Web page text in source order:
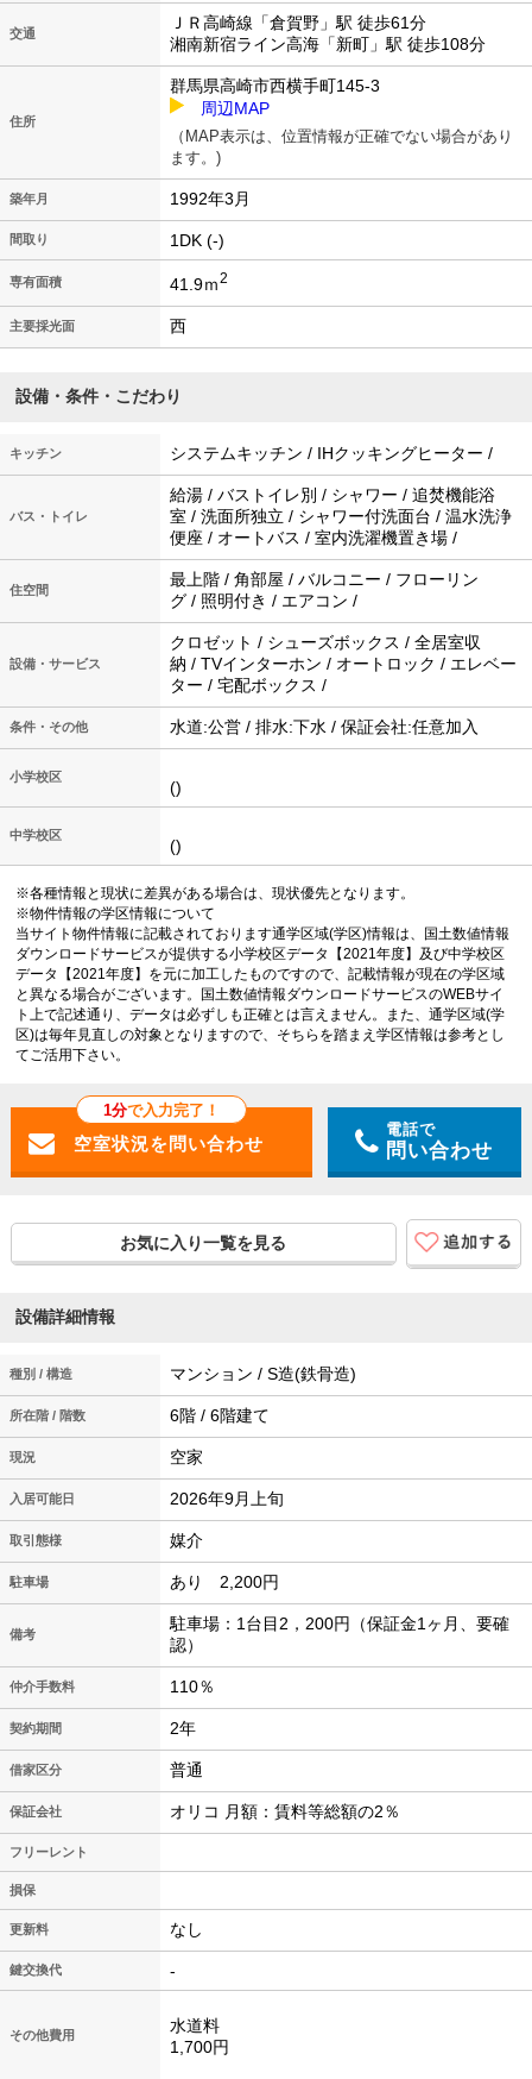
交通
ＪＲ高崎線「倉賀野」駅 徒歩61分
湘南新宿ライン高海「新町」駅 徒歩108分
住所
群馬県高崎市西横手町145-3
周辺MAP
（MAP表示は、位置情報が正確でない場合があり
ます。)
築年月 1992年3月
間取り 1DK (-)
専有面積 41.9ｍ2
主要採光面 西
設備・条件・こだわり
キッチン システムキッチン / IHクッキングヒーター /
バス・トイレ
給湯 / バストイレ別 / シャワー / 追焚機能浴
室 / 洗面所独立 / シャワー付洗面台 / 温水洗浄
便座 / オートバス / 室内洗濯機置き場 /
住空間
最上階 / 角部屋 / バルコニー / フローリン
グ / 照明付き / エアコン /
設備・サービス
クロゼット / シューズボックス / 全居室収
納 / TVインターホン / オートロック / エレベー
ター / 宅配ボックス /
条件・その他 水道:公営 / 排水:下水 / 保証会社:任意加入
小学校区
()
中学校区
()
※各種情報と現状に差異がある場合は、現状優先となります。
※物件情報の学区情報について
当サイト物件情報に記載されております通学区域(学区)情報は、国土数値情報
ダウンロードサービスが提供する小学校区データ【2021年度】及び中学校区
データ【2021年度】を元に加工したものですので、記載情報が現在の学区域
と異なる場合がございます。国土数値情報ダウンロードサービスのWEBサイ
ト上で記述通り、データは必ずしも正確とは言えません。また、通学区域(学
区)は毎年見直しの対象となりますので、そちらを踏まえ学区情報は参考とし
てご活用下さい。
1分で入力完了！
電話で
問い合わせ
お気に入り一覧を見る
設備詳細情報
種別 / 構造 マンション / S造(鉄骨造)
所在階 / 階数 6階 / 6階建て
現況 空家
入居可能日 2026年9月上旬
取引態様 媒介
駐車場 あり 2,200円
備考
駐車場：1台目2，200円（保証金1ヶ月、要確
認）
仲介手数料 110％
契約期間 2年
借家区分 普通
保証会社 オリコ 月額：賃料等総額の2％
フリーレント
損保
更新料 なし
鍵交換代 -
その他費用
水道料
1,700円